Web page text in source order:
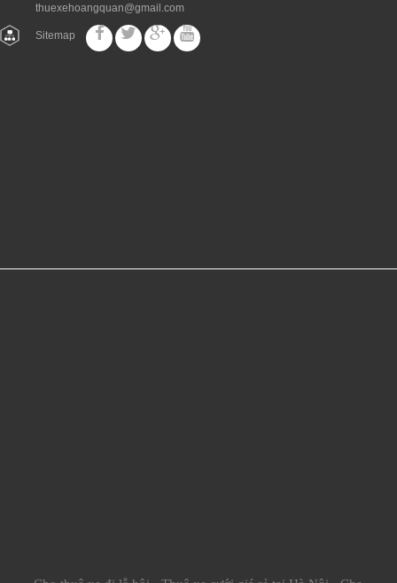
thuexehoangquan@gmail.com
Sitemap